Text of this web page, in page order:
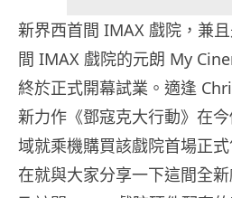
新界西首間 IMAX 戲院，兼
間 IMAX 戲院的元朗 My
終於正式開幕試業。適逢
新力作《鄧寇克大行動》在
域就乘機購買該戲院首場正
在就與大家分享一下這間全